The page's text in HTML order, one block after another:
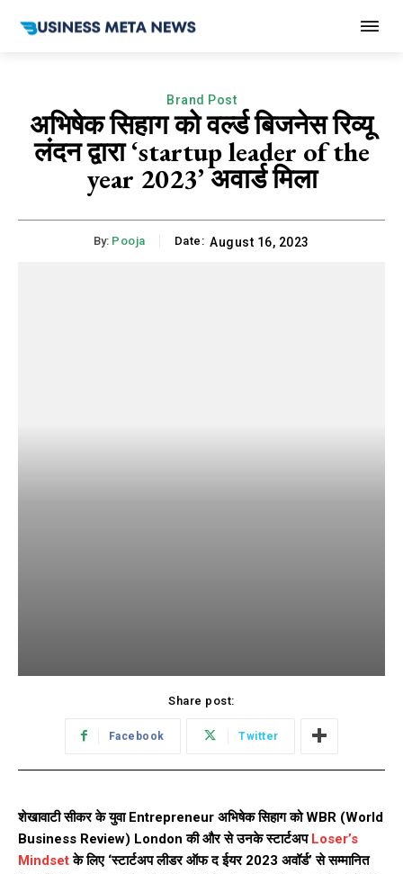
Brand Post
अभिषेक सिहाग को वर्ल्ड बिजनेस रिव्यू
लंदन द्वारा ‘startup leader of the
year 2023’ अवार्ड मिला
By: Pooja Date: August 16, 2023
Share post:
Facebook Twitter
शेखावाटी सीकर के युवा Entrepreneur अभिषेक सिहाग को WBR (World
Business Review) London की और से उनके स्टार्टअप Loser’s
Mindsetके लिए ‘स्टार्टअप लीडर ऑफ द ईयर 2023 अवॉर्ड’ से सम्मानित